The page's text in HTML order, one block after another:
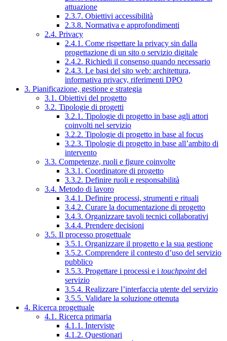
attuazione
2.3.7. Obiettivi accessibilità
2.3.8. Normativa e approfondimenti
2.4. Privacy
2.4.1. Come rispettare la privacy sin dalla
progettazione di un sito o servizio digitale
2.4.2. Richiedi il consenso quando necessario
2.4.3. Le basi del sito web: architettura,
informativa privacy, riferimenti DPO
3. Pianificazione, gestione e strategia
3.1. Obiettivi del progetto
3.2. Tipologie di progetti
3.2.1. Tipologie di progetto in base agli attori
coinvolti nel servizio
3.2.2. Tipologie di progetto in base al focus
3.2.3. Tipologie di progetto in base all’ambito di
intervento
3.3. Competenze, ruoli e figure coinvolte
3.3.1. Coordinatore di progetto
3.3.2. Definire ruoli e responsabilità
3.4. Metodo di lavoro
3.4.1. Definire processi, strumenti e rituali
3.4.2. Curare la documentazione di progetto
3.4.3. Organizzare tavoli tecnici collaborativi
3.4.4. Prendere decisioni
3.5. Il processo progettuale
3.5.1. Organizzare il progetto e la sua gestione
3.5.2. Comprendere il contesto d’uso del servizio
pubblico
3.5.3. Progettare i processi e i touchpointdel
servizio
3.5.4. Realizzare l’interfaccia utente del servizio
3.5.5. Validare la soluzione ottenuta
4. Ricerca progettuale
4.1. Ricerca primaria
4.1.1. Interviste
4.1.2. Questionari